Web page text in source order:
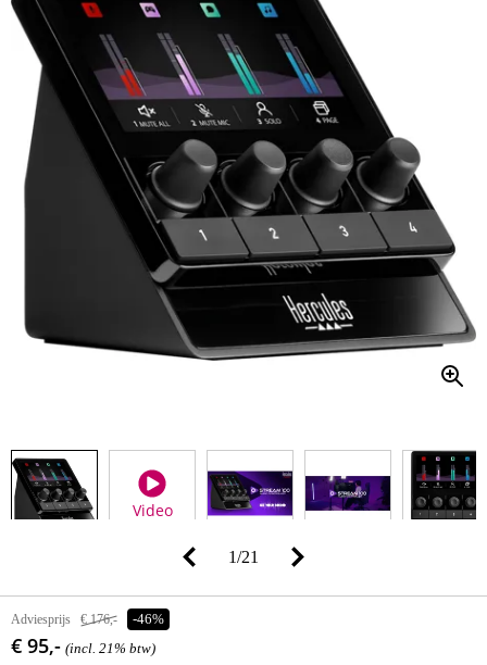
Video
1/21
Adviesprijs € 176,- -46%
€ 95,- (incl. 21% btw)